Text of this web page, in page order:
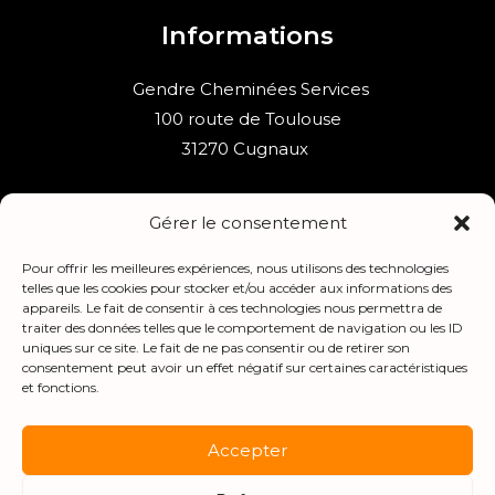
Gérer le consentement
Pour offrir les meilleures expériences, nous utilisons des technologies
telles que les cookies pour stocker et/ou accéder aux informations des
appareils. Le fait de consentir à ces technologies nous permettra de
traiter des données telles que le comportement de navigation ou les ID
uniques sur ce site. Le fait de ne pas consentir ou de retirer son
consentement peut avoir un effet négatif sur certaines caractéristiques
et fonctions.
Accepter
Informations
Gendre Cheminées Services
100 route de Toulouse
31270 Cugnaux
Du mardi au vendredi:
Liens utiles
Nous contacter
Politique de cookies